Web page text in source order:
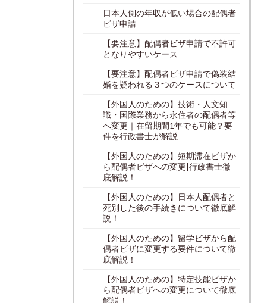
日本人側の年収が低い場合の配偶者
ビザ申請
【要注意】配偶者ビザ申請で不許可
となりやすいケース
【要注意】配偶者ビザ申請で偽装結
婚を疑われる３つのケースについて
【外国人のための】技術・人文知
識・国際業務から永住者の配偶者等
へ変更｜在留期間1年でも可能？要
件を行政書士が解説
【外国人のための】短期滞在ビザか
ら配偶者ビザへの変更|行政書士徹
底解説！
【外国人のための】日本人配偶者と
死別した後の手続きについて徹底解
説！
【外国人のための】留学ビザから配
偶者ビザに変更する要件について徹
底解説！
【外国人のための】特定技能ビザか
ら配偶者ビザへの変更について徹底
解説！